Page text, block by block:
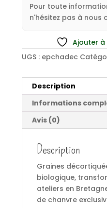
Pour toute
n'hésitez pas à nous
Ajouter à
UGS : epchadec
Description
Informations
Avis (0)
Description
Graines
biologique,
ateliers en
de chanvre